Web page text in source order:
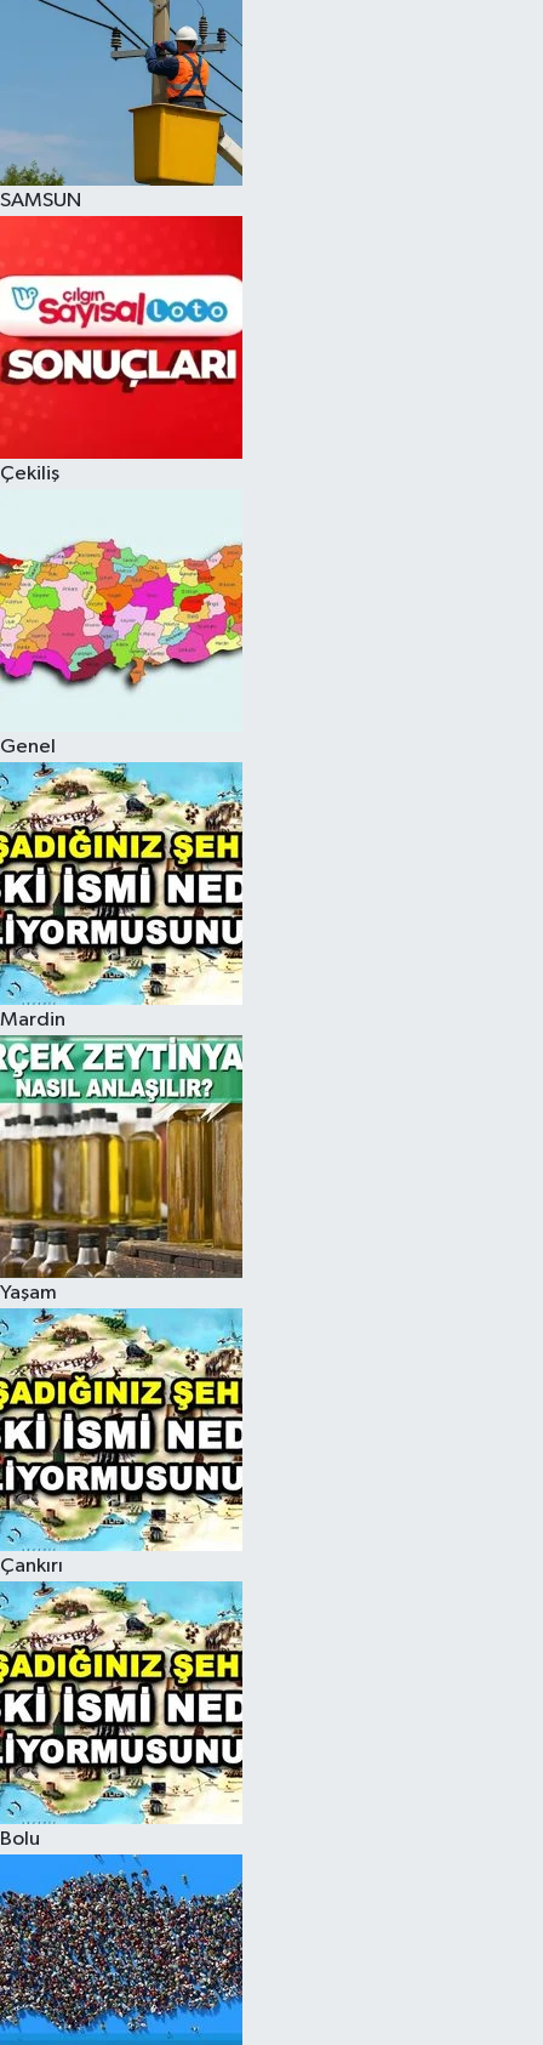
SAMSUN
Çekiliş
Genel
Mardin
Yaşam
Çankırı
Bolu